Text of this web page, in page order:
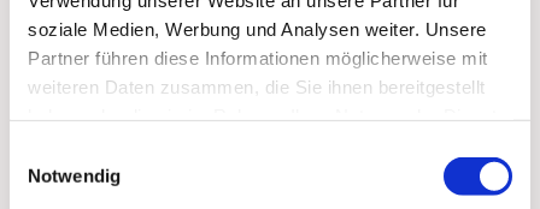
soziale Medien, Werbung und Analysen weiter. Unsere
Partner führen diese Informationen möglicherweise mit
weiteren Daten zusammen, die Sie ihnen bereitgestellt
Notwendig